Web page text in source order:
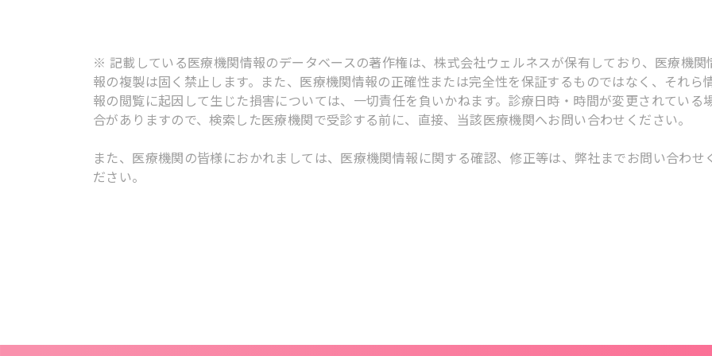
※ 記載している医療機関情報のデータベースの著作権は、株式会社ウェルネスが保有しており、医療機関
報の複製は固く禁止します。また、医療機関情報の正確性または完全性を保証するものではなく、それら
報の閲覧に起因して生じた損害については、一切責任を負いかねます。診療日時・時間が変更されている
合がありますので、検索した医療機関で受診する前に、直接、当該医療機関へお問い合わせください。
また、医療機関の皆様におかれましては、医療機関情報に関する確認、修正等は、弊社までお問い合わせ
ださい。